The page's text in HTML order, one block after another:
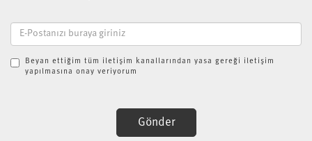
Beyan ettiğim tüm iletişim kanallarından yasa gereği iletişim
yapılmasına onay veriyorum